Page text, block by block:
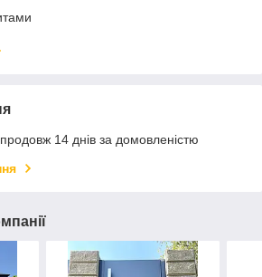
14 днів за домовленістю